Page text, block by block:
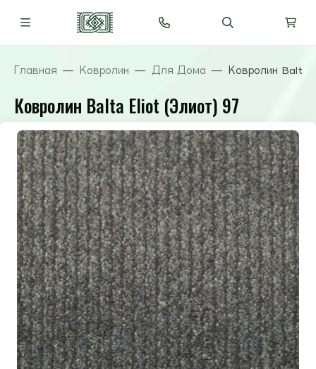
Главная Ковролин Для Дома Ковролин Balta
Ковролин Balta Eliot (Элиот) 97